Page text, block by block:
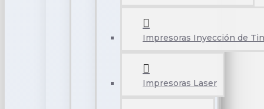
Impresoras Inyección de
Impresoras Laser